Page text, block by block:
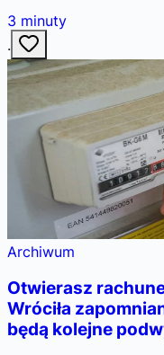
3 minuty
·
Archiwum
Otwierasz
Wróciła
będą kolejne